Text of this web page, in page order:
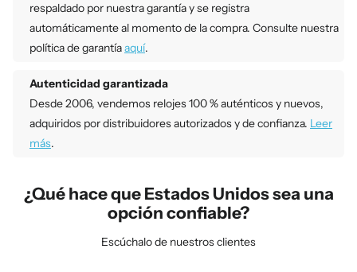
respaldado por nuestra garantía y se registra
automáticamente al momento de la compra. Consulte nuestra
política de garantíaaquí.
Autenticidad garantizada
Desde 2006, vendemos relojes 100 % auténticos y nuevos,
adquiridos por distribuidores autorizados y de confianza. Leer
más.
¿Qué hace que Estados Unidos sea una
opción confiable?
Escúchalo de nuestros clientes